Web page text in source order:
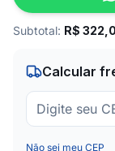
Subtotal: R$
Calcular
Não sei meu CEP